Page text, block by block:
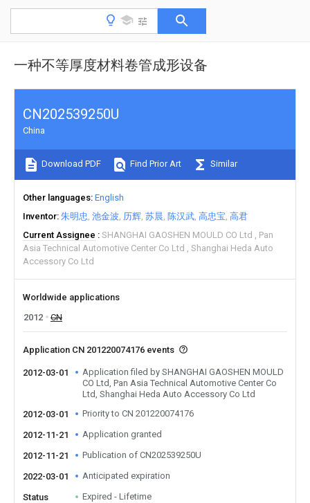
一种不等厚度材料卷管成形设备
CN202539250U
China
Download PDF Find Prior Art Similar
Other languages English
Inventor 朱明忠 池金波 历辉 苏晨 陈汉武 高忠宝 高君
Current Assignee
SHANGHAI GAOSHEN MOULD CO Ltd
Pan
Asia Technical Automotive Center Co Ltd
Shanghai Heda Auto
Accessory Co Ltd
Worldwide applications
2012
CN
Application CN 201220074176 events
2012-03-01
Application filed by SHANGHAI GAOSHEN MOULD
CO Ltd, Pan Asia Technical Automotive Center Co
Ltd, Shanghai Heda Auto Accessory Co Ltd
2012-03-01
Priority to CN 201220074176
2012-11-21 Application granted
2012-11-21 Publication of CN202539250U
2022-03-01 Anticipated expiration
Status Expired - Lifetime